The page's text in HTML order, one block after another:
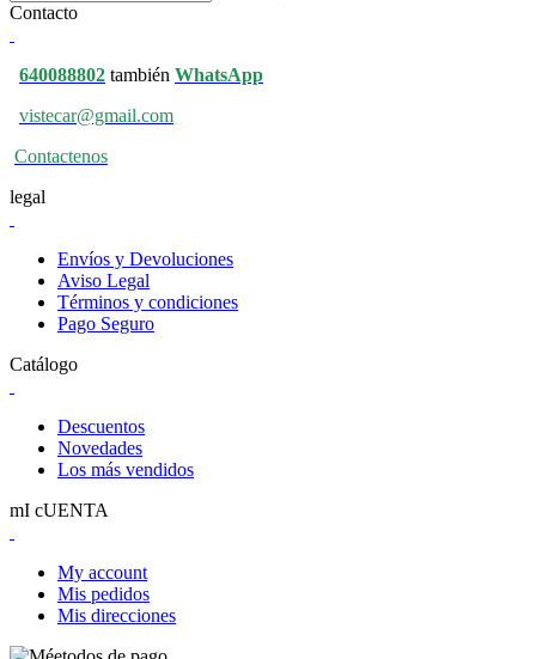
Contacto
640088802 también WhatsApp
vistecar@gmail.com
Contactenos
legal
Envíos y Devoluciones
Aviso Legal
Términos y condiciones
Pago Seguro
Catálogo
Descuentos
Novedades
Los más vendidos
mI cUENTA
My account
Mis pedidos
Mis direcciones